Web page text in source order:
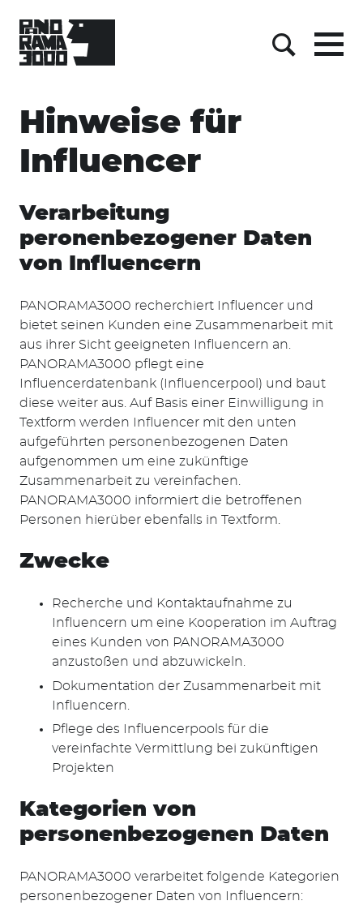
Skip
content
Menu
Hinweise für
Influencer
Verarbeitung
peronenbezogener Daten
von Influencern
PANORAMA3000 recherchiert Influencer und
bietet seinen Kunden eine Zusammenarbeit mit
aus ihrer Sicht geeigneten Influencern an.
PANORAMA3000 pflegt eine
Influencerdatenbank (Influencerpool) und baut
diese weiter aus. Auf Basis einer Einwilligung in
Textform werden Influencer mit den unten
aufgeführten personenbezogenen Daten
aufgenommen um eine zukünftige
Zusammenarbeit zu vereinfachen.
PANORAMA3000 informiert die betroffenen
Personen hierüber ebenfalls in Textform.
Zwecke
Recherche und Kontaktaufnahme zu
Influencern um eine Kooperation im Auftrag
eines Kunden von PANORAMA3000
anzustoßen und abzuwickeln.
Dokumentation der Zusammenarbeit mit
Influencern.
Pflege des Influencerpools für die
vereinfachte Vermittlung bei zukünftigen
Projekten
Kategorien von
personenbezogenen Daten
PANORAMA3000 verarbeitet folgende Kategorien
personenbezogener Daten von Influencern: